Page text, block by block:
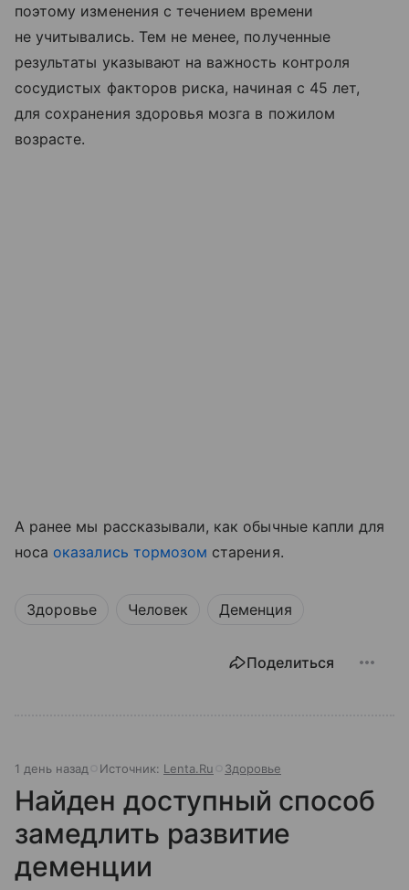
поэтому изменения с течением времени
не учитывались. Тем не менее, полученные
результаты указывают на важность контроля
сосудистых факторов риска, начиная с 45 лет,
для сохранения здоровья мозга в пожилом
возрасте.
А ранее мы рассказывали, как обычные капли для
носа оказались тормозом старения.
Здоровье Человек Деменция
Поделиться
1 день назад Источник: Lenta.Ru Здоровье
Найден доступный способ
замедлить развитие
деменции